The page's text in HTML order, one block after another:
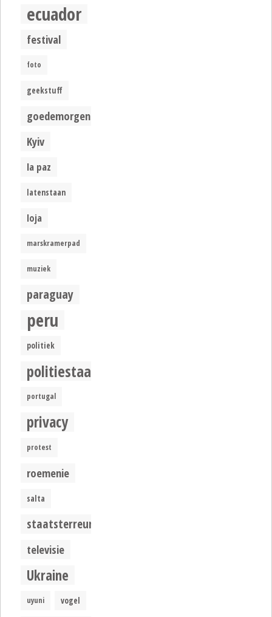
ecuador
festival
foto
geekstuff
goedemorgen
Kyiv
la paz
latenstaan
loja
marskramerpad
muziek
paraguay
peru
politiek
politiestaat
portugal
privacy
protest
roemenie
salta
staatsterreur
televisie
Ukraine
uyuni vogel